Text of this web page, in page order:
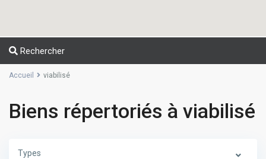
Rechercher
Accueil viabilisé
Biens répertoriés à viabilisé
Types